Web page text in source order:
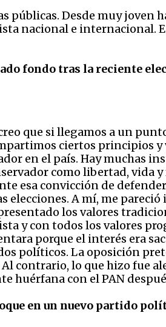
públicas. Desde muy
nacional e internacional.
fondo tras la reciente
que si llegamos a un
ciertos principios
en el país. Hay muchas
como libertad, vida
esa convicción de
elecciones. A mí, me
los valores
y con todos los valores
porque el interés era
políticos. La oposición
contrario, lo que hizo fue
huérfana con el PAN
en un nuevo partido